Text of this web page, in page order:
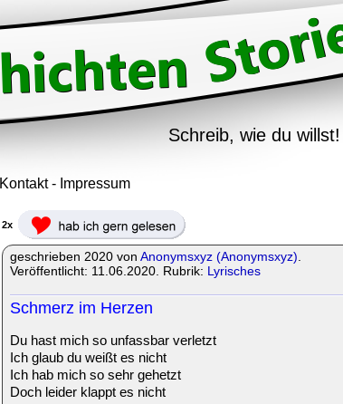
Schreib, wie du willst!
Kontakt- Impressum
2x
geschrieben 2020 von Anonymsxyz (Anonymsxyz)
Veröffentlicht: 11.06.2020. Rubrik: Lyrisches
Schmerz im Herzen
Du hast mich so unfassbar verletzt
Ich glaub du weißt es nicht
Ich hab mich so sehr gehetzt
Doch leider klappt es nicht